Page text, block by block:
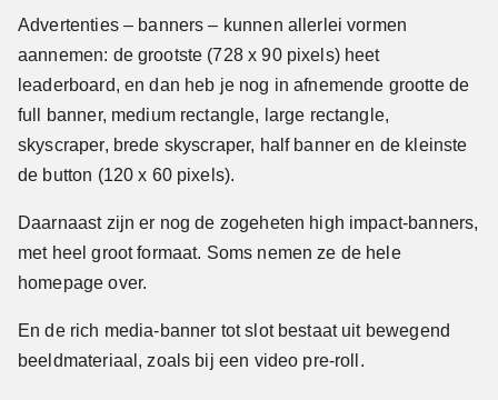
Advertenties – banners – kunnen allerlei vormen
aannemen: de grootste (728 x 90 pixels) heet
leaderboard, en dan heb je nog in afnemende grootte de
full banner, medium rectangle, large rectangle,
skyscraper, brede skyscraper, half banner en de kleinste
de button (120 x 60 pixels).
Daarnaast zijn er nog de zogeheten high impact-banners,
met heel groot formaat. Soms nemen ze de hele
homepage over.
En de rich media-banner tot slot bestaat uit bewegend
beeldmateriaal, zoals bij een video pre-roll.